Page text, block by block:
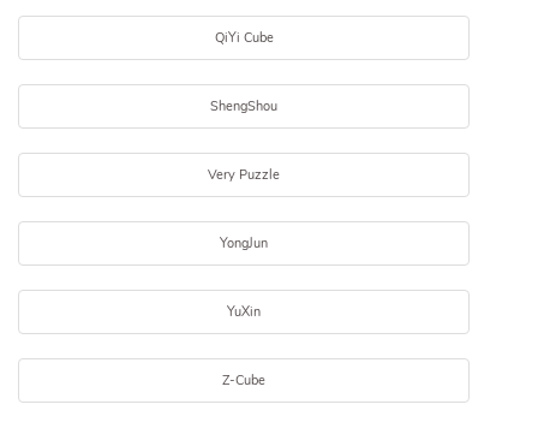
QiYi Cube
ShengShou
Very Puzzle
YongJun
YuXin
Z-Cube